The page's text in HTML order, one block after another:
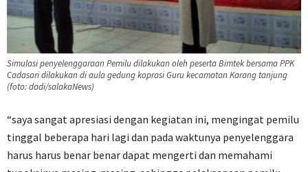
Simulasi penyelenggaraan Pemilu dilakukan oleh peserta Bimtek bersama PPK
Cadasari dilakukan di aula gedung koprasi Guru kecamatan Karang tanjung
(foto: dadi/salakaNews)
“saya sangat apresiasi dengan kegiatan ini, mengingat pemilu
tinggal beberapa hari lagi dan pada waktunya penyelenggara
harus harus benar benar dapat mengerti dan memahami